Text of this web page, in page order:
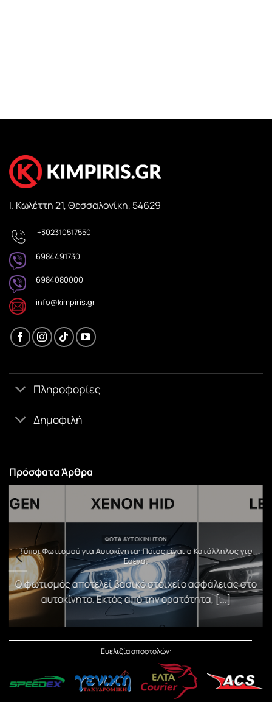
Ι. Κωλέττη 21, Θεσσαλονίκη, 54629
+302310517550
6984491730
6984080000
info@kimpiris.gr
Πληροφορίες
Δημοφιλή
Πρόσφατα Άρθρα
ΦΏΤΑ ΑΥΤΟΚΙΝΉΤΩΝ
Τύποι Φωτισμού για Αυτοκίνητα: Ποιος είναι ο Κατάλληλος για
Εσένα;
Ο φωτισμός αποτελεί βασικό στοιχείο ασφάλειας στο
αυτοκίνητο. Εκτός από την ορατότητα, [...]
Ευελιξία αποστολών: